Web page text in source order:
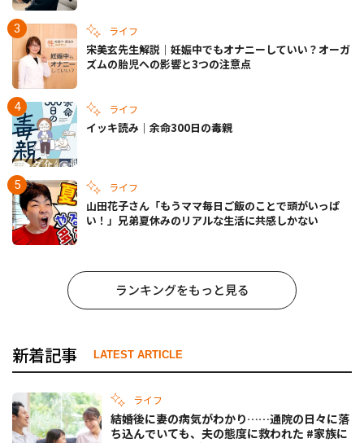
ライフ
宋美玄先生解説｜妊娠中でもオナニーしていい？オーガ
ズムの胎児への影響と3つの注意点
ライフ
イッキ読み｜余命300日の毒親
ライフ
山田花子さん「もうママ毎日ご飯のことで頭がいっぱ
い！」兄弟夏休みのリアルな生活に共感しかない
ランキングをもっと見る
新着記事 LATEST ARTICLE
ライフ
結婚後に妻の病気がわかり……通院の日々に落
ち込んでいても、夫の態度に救われた #家族に